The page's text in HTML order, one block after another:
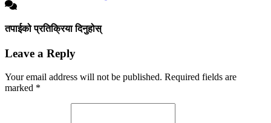
तपाईको प्रतिक्रिया दिनुहोस्
Leave a Reply
Your email address will not be published. Required fields are
marked *